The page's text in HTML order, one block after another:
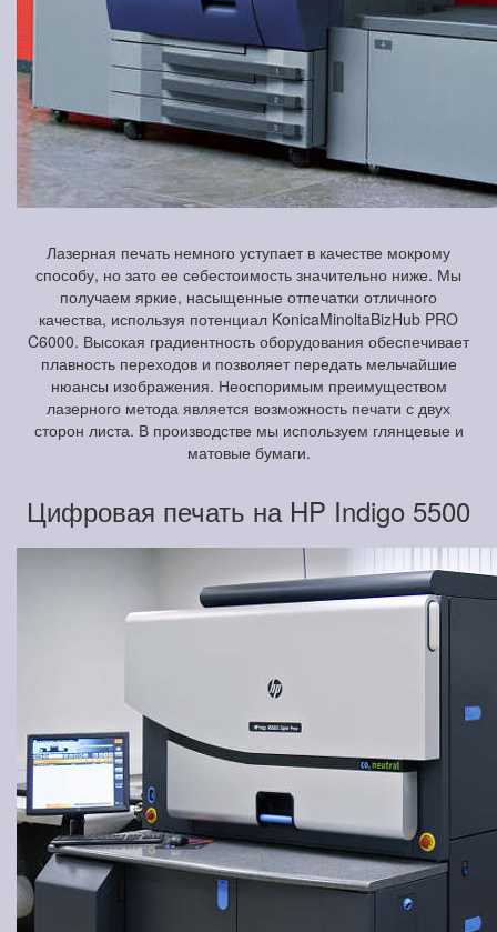
Лазерная печать немного уступает в качестве мокрому
способу, но зато ее себестоимость значительно ниже. Мы
получаем яркие, насыщенные отпечатки отличного
качества, используя потенциал KonicaMinoltaBizHub PRO
C6000. Высокая градиентность оборудования обеспечивает
плавность переходов и позволяет передать мельчайшие
нюансы изображения. Неоспоримым преимуществом
лазерного метода является возможность печати с двух
сторон листа. В производстве мы используем глянцевые и
матовые бумаги.
Цифровая печать на HP Indigo 5500